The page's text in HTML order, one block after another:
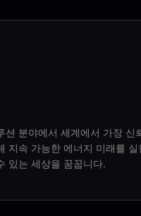
션 분야에서 세계에서 가장
지속 가능한 에너지 미래를
있는 세상을 꿈꿉니다.